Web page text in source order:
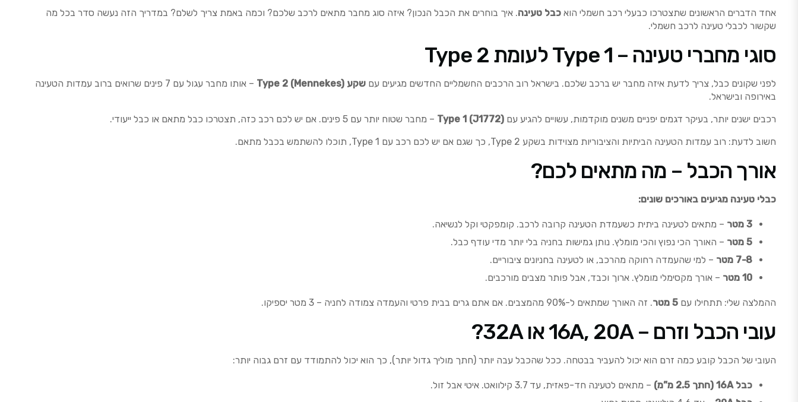
אחד הדברים הראשונים שתצטרכו כבעלי רכב חשמלי הוא כבל טעינה. איך בוחרים את הכבל הנכון? איזה סוג מחבר מתאים לרכב שלכם? וכמה באמת צריך לשלם? במדריך הזה נעשה סדר בכל מה
שקשור לכבלי טעינה לרכב חשמלי.
סוגי מחברי טעינה – Type 1 לעומת Type 2
לפני שקונים כבל, צריך לדעת איזה מחבר יש ברכב שלכם. בישראל רוב הרכבים החשמליים החדשים מגיעים עם שקע Type 2 (Mennekes)
– אותו מחבר עגול עם 7 פינים שרואים ברוב עמדות הטעינה
באירופה ובישראל.
רכבים ישנים יותר, בעיקר דגמים יפניים משנים מוקדמות, עשויים להגיע עם Type 1 (J1772) – מחבר שטוח יותר עם 5 פינים. אם יש לכם רכב כזה, תצטרכו כבל מתאם או כבל ייעודי.
חשוב לדעת: רוב עמדות הטעינה הביתיות והציבוריות מצוידות בשקע Type 2, כך שגם אם יש לכם רכב עם Type 1, תוכלו להשתמש בכבל מתאם.
אורך הכבל – מה מתאים לכם?
כבלי טעינה מגיעים באורכים שונים:
3 מטר
– מתאים לטעינה ביתית כשעמדת הטעינה קרובה לרכב. קומפקטי וקל לנשיאה.
5 מטר
– האורך הכי נפוץ והכי מומלץ. נותן גמישות בחניה בלי יותר מדי עודף כבל.
7-8 מטר
– למי שהעמדה רחוקה מהרכב, או לטעינה בחניונים ציבוריים.
10 מטר
– אורך מקסימלי מומלץ. ארוך וכבד, אבל פותר מצבים מורכבים.
ההמלצה שלי: תתחילו עם 5 מטר . זה האורך שמתאים ל-90% מהמצבים. אם אתם גרים בבית פרטי והעמדה צמודה לחניה – 3 מטר יספיקו.
עובי הכבל וזרם – 16A, 20A או 32A?
העובי של הכבל קובע כמה זרם הוא יכול להעביר בבטחה. ככל שהכבל עבה יותר (חתך מוליך גדול יותר), כך הוא יכול להתמודד עם זרם גבוה יותר:
כבל 16A (חתך 2.5 מ”מ)
– מתאים לטעינה חד-פאזית, עד 3.7 קילוואט. איטי אבל זול.